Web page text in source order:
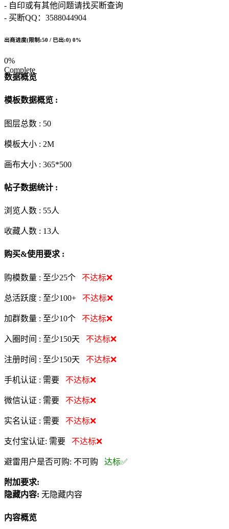
- 自印或有其他问题请找买断查询
- 买断QQ：3588044904
出商进度(限制:50 / 已出:0) 0%
0%
Complete
数据概览
模板数据概览 :
图层总数 : 50
模板大小 : 2M
画布大小 : 365*500
帖子数据统计 :
浏览人数 : 55人
收藏人数 : 13人
购买&使用要求 :
购模数量 : 至少25个 不达标❌
总活跃度 : 至少100+ 不达标❌
加群数量 : 至少10个 不达标❌
入圈时间 : 至少150天 不达标❌
注册时间 : 至少150天 不达标❌
手机认证 : 需要 不达标❌
微信认证 : 需要 不达标❌
实名认证 : 需要 不达标❌
支付宝认证: 需要 不达标❌
避雷用户是否可购: 不可购 达标✅
附加要求:
隐藏内容: 无隐藏内容
内容概览